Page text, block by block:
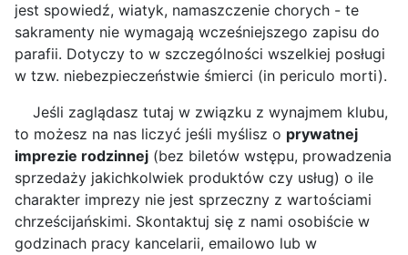
jest spowiedź, wiatyk, namaszczenie chorych - te
sakramenty nie wymagają wcześniejszego zapisu do
parafii. Dotyczy to w szczególności wszelkiej posługi
w tzw. niebezpieczeństwie śmierci (in periculo morti).
Jeśli zaglądasz tutaj w związku z wynajmem klubu,
to możesz na nas liczyć jeśli myślisz o prywatnej
imprezie rodzinnej (bez biletów wstępu, prowadzenia
sprzedaży jakichkolwiek produktów czy usług) o ile
charakter imprezy nie jest sprzeczny z wartościami
chrześcijańskimi. Skontaktuj się z nami osobiście w
godzinach pracy kancelarii, emailowo lub w